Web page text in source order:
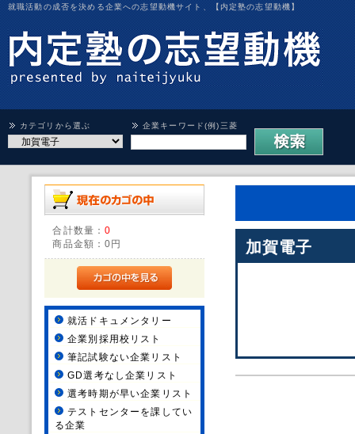
就職活動の成否を決める企業への志望動機サイト、【内定塾の志望動機】
カテゴリから選ぶ 企業キーワード(例)三菱
合計数量：0
商品金額：0円
就活ドキュメンタリー
企業別採用校リスト
筆記試験ない企業リスト
GD選考なし企業リスト
選考時期が早い企業リスト
テストセンターを課してい
る企業
加賀電子